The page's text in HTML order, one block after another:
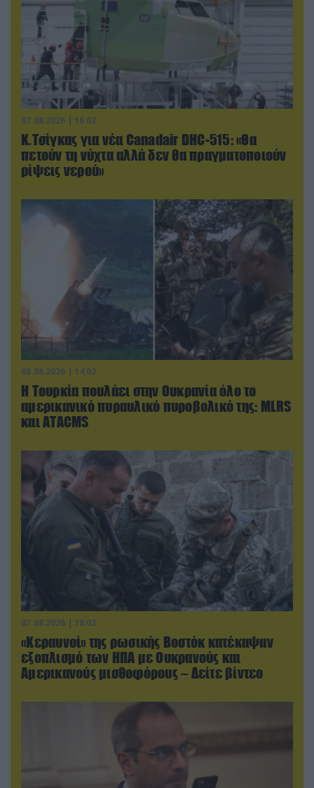
07.08.2026 | 16:02
Κ.Τσίγκας για νέα Canadair DHC-515: «Θα
πετούν τη νύχτα αλλά δεν θα πραγματοποιούν
ρίψεις νερού»
08.08.2026 | 14:02
Η Τουρκία πουλάει στην Ουκρανία όλο το
αμερικανικό πυραυλικό πυροβολικό της: MLRS
και ΑΤΑCMS
07.08.2026 | 18:02
«Κεραυνοί» της ρωσικής Βοστόκ κατέκαψαν
εξοπλισμό των ΗΠΑ με Ουκρανούς και
Αμερικανούς μισθοφόρους – Δείτε βίντεο